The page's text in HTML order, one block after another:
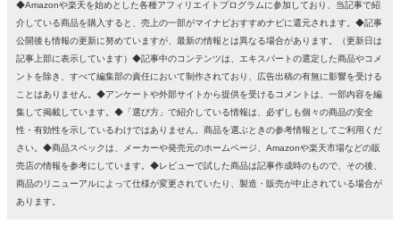
◆Amazonや楽天を始めとした各種アフィリエイトプログラムに参加しており、当記事で紹
介している商品を購入すると、売上の一部がマイナビおすすめナビに還元されます。◆記事
公開後も情報の更新に努めていますが、最新の情報とは異なる場合があります。（更新日は
記事上部に表示しています）◆記事中のコンテンツは、エキスパートの選定した商品やコメ
ントを除き、すべて編集部の責任において制作されており、広告出稿の有無に影響を受ける
ことはありません。◆アンケートや外部サイトから提供を受けるコメントは、一部内容を編
集して掲載しています。◆「選び方」で紹介している情報は、必ずしも個々の商品の安全
性・有効性を示しているわけではありません。商品を選ぶときの参考情報としてご利用くだ
さい。◆商品スペックは、メーカーや発売元のホームページ、Amazonや楽天市場などの販
売店の情報を参考にしています。◆レビューで試した商品は記事作成時のもので、その後、
商品のリニューアルによって仕様が変更されていたり、製造・販売が中止されている場合が
あります。